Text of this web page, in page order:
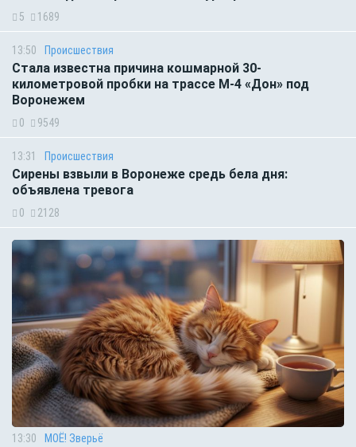
5 1689
13:50 Происшествия
Стала известна причина кошмарной 30-
километровой пробки на трассе М-4 «Дон» под
Воронежем
0 9549
13:31 Происшествия
Сирены взвыли в Воронеже средь бела дня:
объявлена тревога
0 2128
13:30 МОЁ! Зверьё